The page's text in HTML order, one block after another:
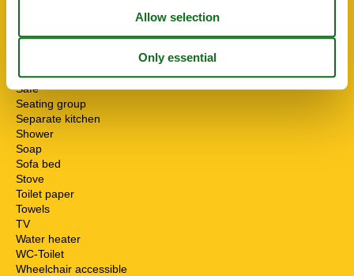
Non-smokers
Pets allowed or on request
Possibility of freezing
Safe
Seating group
Separate kitchen
Shower
Soap
Sofa bed
Stove
Toilet paper
Towels
TV
Water heater
WC-Toilet
Wheelchair accessible